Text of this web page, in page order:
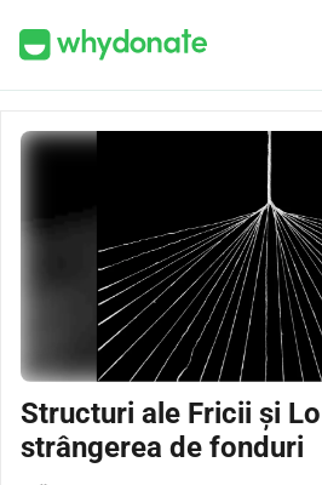
Structuri ale Fricii și
strângerea de fonduri